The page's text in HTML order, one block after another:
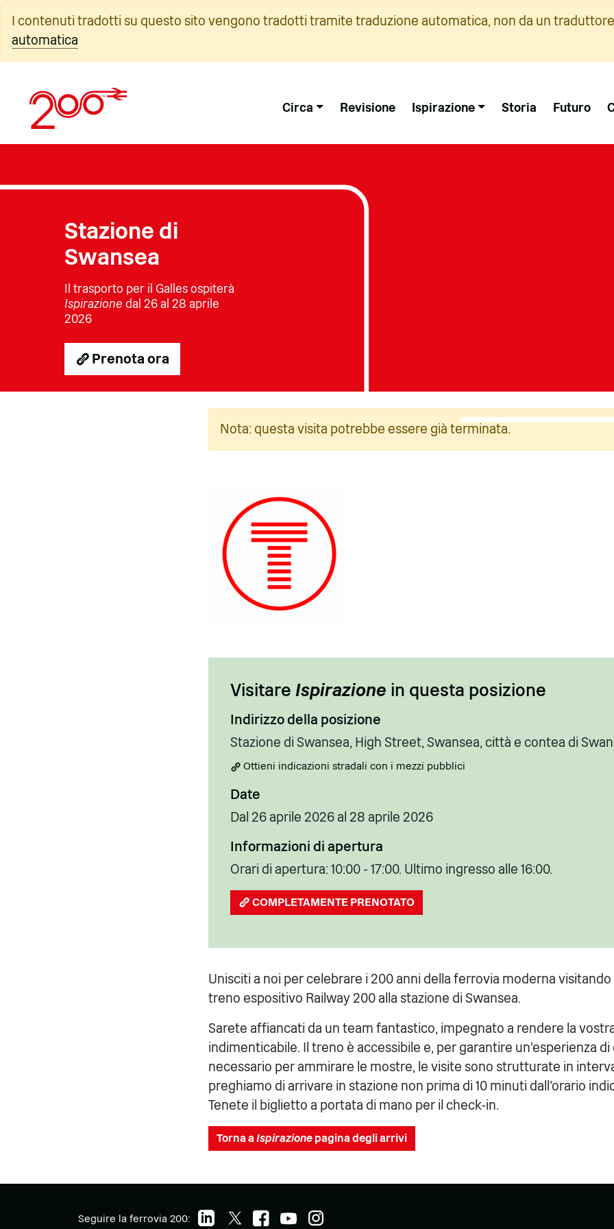
contenuto
I contenuti tradotti su questo sito vengono tradotti tramite traduzione automatica, non da un
automatica
Circa Revisione Ispirazione Storia Futuro
Stazione di
Swansea
Il trasporto per il Galles ospiterà
Ispirazione dal 26 al 28 aprile
2026
Prenota ora
Nota: questa visita potrebbe essere già terminata.
Visitare Ispirazione in questa posizione
Indirizzo della posizione
Stazione di Swansea, High Street, Swansea, città e contea di
Ottieni indicazioni stradali con i mezzi pubblici
Date
Dal 26 aprile 2026 al 28 aprile 2026
Informazioni di apertura
Orari di apertura: 10:00 - 17:00. Ultimo ingresso alle 16:00.
COMPLETAMENTE PRENOTATO
Unisciti a noi per celebrare i 200 anni della ferrovia moderna visitando
treno espositivo Railway 200 alla stazione di Swansea.
Sarete affiancati da un team fantastico, impegnato a rendere la
indimenticabile. Il treno è accessibile e, per garantire un'esperienza
necessario per ammirare le mostre, le visite sono strutturate in
preghiamo di arrivare in stazione non prima di 10 minuti dall'orario
Tenete il biglietto a portata di mano per il check-in.
Torna a Ispirazione pagina degli arrivi
Seguire la ferrovia 200: